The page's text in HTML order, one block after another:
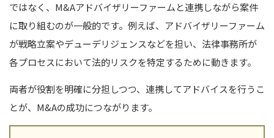
ではなく、M&Aアドバイザリーファームと連携しながら案件
に取り組むのが一般的です。例えば、アドバイザリーファーム
が戦略立案やデューデリジェンスなどを担い、法律事務所が
各プロセスにおいて法的リスクを特定するために動きます。
両者が役割を明確に分担しつつ、連携してアドバイスを行うこ
とが、M&Aの成功につながります。